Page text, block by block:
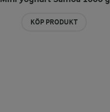
KÖP PRODUKT